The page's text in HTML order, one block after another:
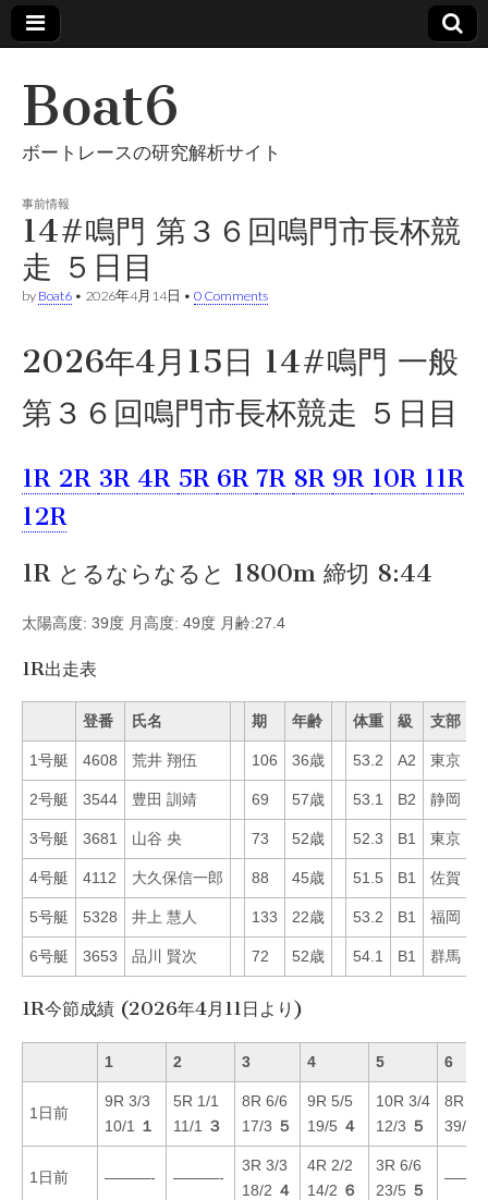
Boat6
ボートレースの研究解析サイト
事前情報
14#鳴門 第３６回鳴門市長杯競
走 ５日目
by Boat6 • 2026年4月14日 • 0 Comments
2026年4月15日 14#鳴門 一般
第３６回鳴門市長杯競走 ５日目
1R 2R 3R 4R 5R 6R 7R 8R 9R 10R 11R
12R
1R とるならなると 1800m 締切 8:44
太陽高度: 39度 月高度: 49度 月齢:27.4
1R出走表
登番 氏名 期 年齢 体重 級 支部
1号艇 4608 荒井 翔伍 106 36歳 53.2 A2 東京
2号艇 3544 豊田 訓靖 69 57歳 53.1 B2 静岡
3号艇 3681 山谷 央 73 52歳 52.3 B1 東京
4号艇 4112 大久保信一郎 88 45歳 51.5 B1 佐賀
5号艇 5328 井上 慧人 133 22歳 53.2 B1 福岡
6号艇 3653 品川 賢次 72 52歳 54.1 B1 群馬
1R今節成績 (2026年4月11日より)
1 2 3 4 5 6
1日前
9R 3/3
10/1
１
5R 1/1
11/1
３
8R 6/6
17/3 ５
9R 5/5
19/5 ４
10R 3/4
12/3 ５
8R 5/
39/6
1日前 ———- ———-
3R 3/3
18/2 ４
4R 2/2
14/2 ６
3R 6/6
23/5 ５